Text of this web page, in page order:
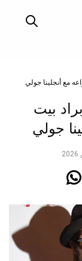
مع أنجلينا جولي
بيت
جولي